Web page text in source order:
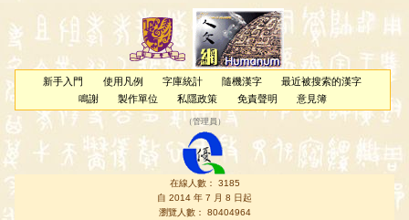
新手入門 使用凡例 字庫統計 隨機漢字
最近被搜索的漢字
鳴謝
製作單位 私隱政策 免責聲明 意見簿
（管理員 ）
在線人數： 3185
自 2014 年 7 月 8 日起
瀏覽人數： 80404964